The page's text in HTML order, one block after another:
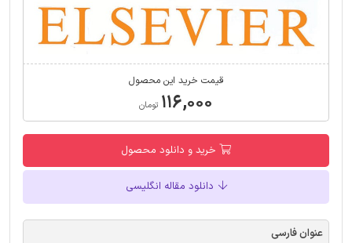
قیمت خرید این محصول
۱۱۶,۰۰۰ تومان
خرید و دانلود محصول
دانلود مقاله انگلیسی
عنوان فارسی